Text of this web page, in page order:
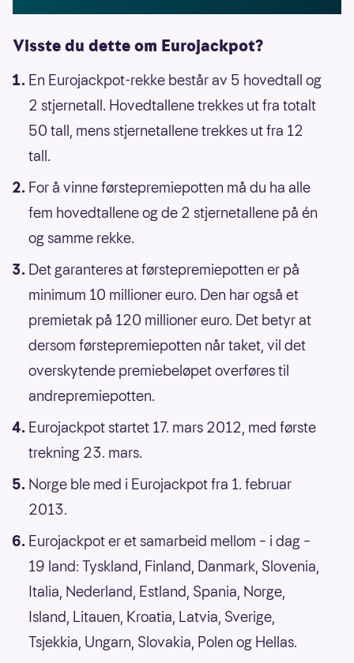
Visste du dette om Eurojackpot?
En Eurojackpot-rekke består av 5 hovedtall og
2 stjernetall. Hovedtallene trekkes ut fra totalt
50 tall, mens stjernetallene trekkes ut fra 12
tall.
For å vinne førstepremiepotten må du ha alle
fem hovedtallene og de 2 stjernetallene på én
og samme rekke.
Det garanteres at førstepremiepotten er på
minimum 10 millioner euro. Den har også et
premietak på 120 millioner euro. Det betyr at
dersom førstepremiepotten når taket, vil det
overskytende premiebeløpet overføres til
andrepremiepotten.
Eurojackpot startet 17. mars 2012, med første
trekning 23. mars.
Norge ble med i Eurojackpot fra 1. februar
2013.
Eurojackpot er et samarbeid mellom – i dag –
19 land: Tyskland, Finland, Danmark, Slovenia,
Italia, Nederland, Estland, Spania, Norge,
Island, Litauen, Kroatia, Latvia, Sverige,
Tsjekkia, Ungarn, Slovakia, Polen og Hellas.